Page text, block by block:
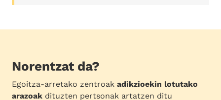
Norentzat da?
Egoitza-arretako zentroak adikzioekin lotutako
arazoak dituzten pertsonak artatzen ditu